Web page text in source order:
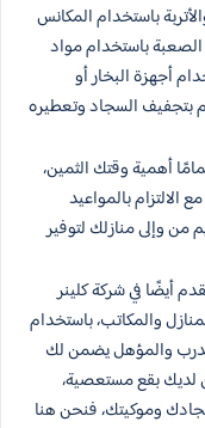
باستخدام المكانس
الصعبة باستخدام مواد
أجهزة البخار أو
بتجفيف السجاد وتعطيره
أهمية وقتك الثمين،
بالمواعيد
من وإلى منازلك لتوفير
أيضًا في شركة كلينر
والمكاتب، باستخدام
والمؤهل يضمن لك
لديك بقع مستعصية،
وموكيتك، فنحن هنا